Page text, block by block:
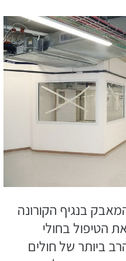
בנגיף הקורונה
הטיפול בחולי
ביותר של חולים